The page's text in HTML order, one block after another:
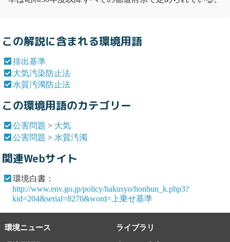
この解説に含まれる環境用語
排出基準
大気汚染防止法
水質汚濁防止法
この環境用語のカテゴリー
公害問題 > 大気
公害問題 > 水質汚濁
関連Webサイト
環境白書：
http://www.env.go.jp/policy/hakusyo/honbun_k.php3?
kid=204&serial=8270&word=上乗せ基準
環境ニュース ライブラリ